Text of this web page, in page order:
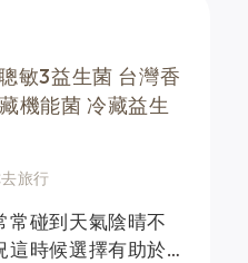
敏3益生菌 台灣香
機能菌 冷藏益生
旅行
常碰到天氣陰晴不
這時候選擇有助於